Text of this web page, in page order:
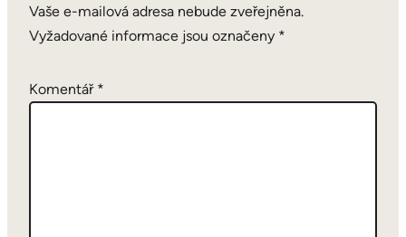
Vaše e-mailová adresa nebude zveřejněna.
Vyžadované informace jsou označeny *
Komentář *